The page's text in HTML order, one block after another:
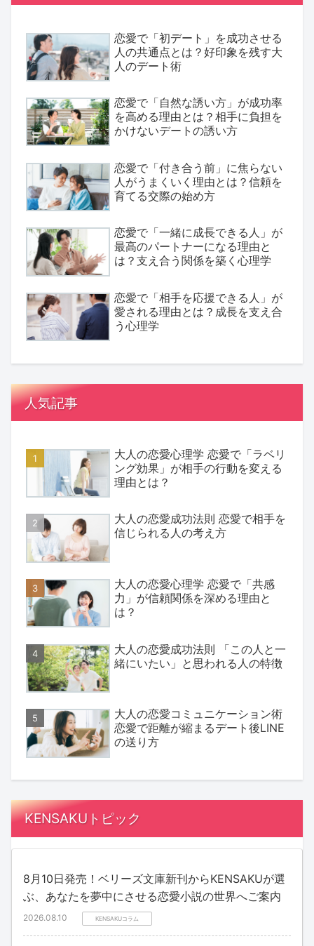
恋愛で「初デート」を成功させる
人の共通点とは？好印象を残す大
人のデート術
恋愛で「自然な誘い方」が成功率
を高める理由とは？相手に負担を
かけないデートの誘い方
恋愛で「付き合う前」に焦らない
人がうまくいく理由とは？信頼を
育てる交際の始め方
恋愛で「一緒に成長できる人」が
最高のパートナーになる理由と
は？支え合う関係を築く心理学
恋愛で「相手を応援できる人」が
愛される理由とは？成長を支え合
う心理学
人気記事
大人の恋愛心理学 恋愛で「ラベリ
ング効果」が相手の行動を変える
理由とは？
大人の恋愛成功法則 恋愛で相手を
信じられる人の考え方
大人の恋愛心理学 恋愛で「共感
力」が信頼関係を深める理由と
は？
大人の恋愛成功法則 「この人と一
緒にいたい」と思われる人の特徴
大人の恋愛コミュニケーション術
恋愛で距離が縮まるデート後LINE
の送り方
KENSAKUトピック
8月10日発売！ベリーズ文庫新刊からKENSAKUが選
ぶ、あなたを夢中にさせる恋愛小説の世界へご案内
2026.08.10 KENSAKUコラム